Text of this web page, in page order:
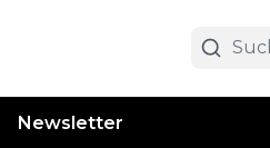
Newsletter